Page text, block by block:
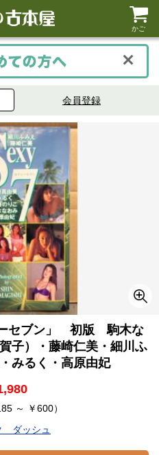
かご
会員登録
セブン」 初版 駒木な
子）・藤崎仁美・細川ふ
みるく・高原由妃
～ ￥600）
ダッシュ